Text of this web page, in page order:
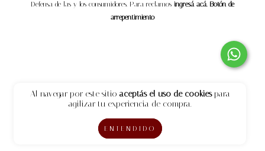
Al navegar por este sitio aceptás el uso de cookiespara
agilizar tu experiencia de compra.
ENTENDIDO
Defensa de las y los consumidores. Para reclamos ingresá acá. Botón de
arrepentimiento